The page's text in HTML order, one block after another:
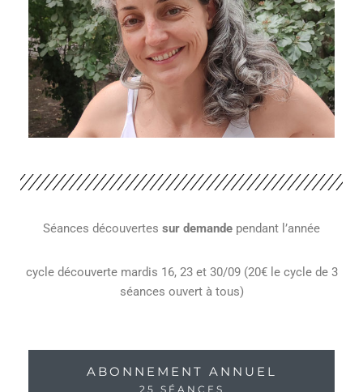
Séances découvertes sur demande pendant l’année
cycle découverte mardis 16, 23 et 30/09 (20€ le cycle de 3
séances ouvert à tous)
ABONNEMENT ANNUEL
25 SÉANCES